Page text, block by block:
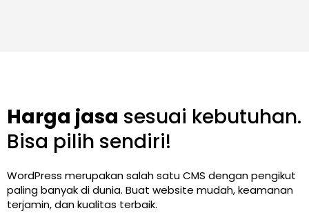
Harga jasa sesuai kebutuhan.
Bisa pilih sendiri!
WordPress merupakan salah satu CMS dengan pengikut
paling banyak di dunia. Buat website mudah, keamanan
terjamin, dan kualitas terbaik.